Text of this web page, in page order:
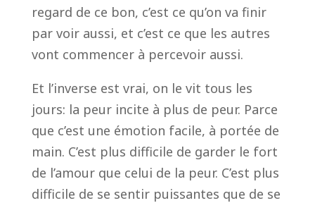
regard de ce bon, c’est ce qu’on va finir
par voir aussi, et c’est ce que les autres
vont commencer à percevoir aussi.
Et l’inverse est vrai, on le vit tous les
jours: la peur incite à plus de peur. Parce
que c’est une émotion facile, à portée de
main. C’est plus difficile de garder le fort
de l’amour que celui de la peur. C’est plus
difficile de se sentir puissantes que de se